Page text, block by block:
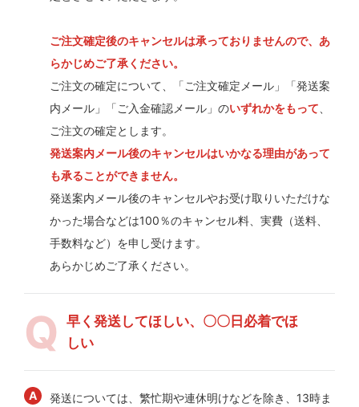
ご注文確定後のキャンセルは承っておりませんので、あ
らかじめご了承ください。
ご注文の確定について、「ご注文確定メール」「発送案
内メール」「ご入金確認メール」のいずれかをもって
ご注文の確定とします。
発送案内メール後のキャンセルはいかなる理由があって
も承ることができません。
発送案内メール後のキャンセルやお受け取りいただけな
かった場合などは100％のキャンセル料、実費（送料、
手数料など）を申し受けます。
あらかじめご了承ください。
早く発送してほしい、〇〇日必着でほ
しい
発送については、繁忙期や連休明けなどを除き、13時ま